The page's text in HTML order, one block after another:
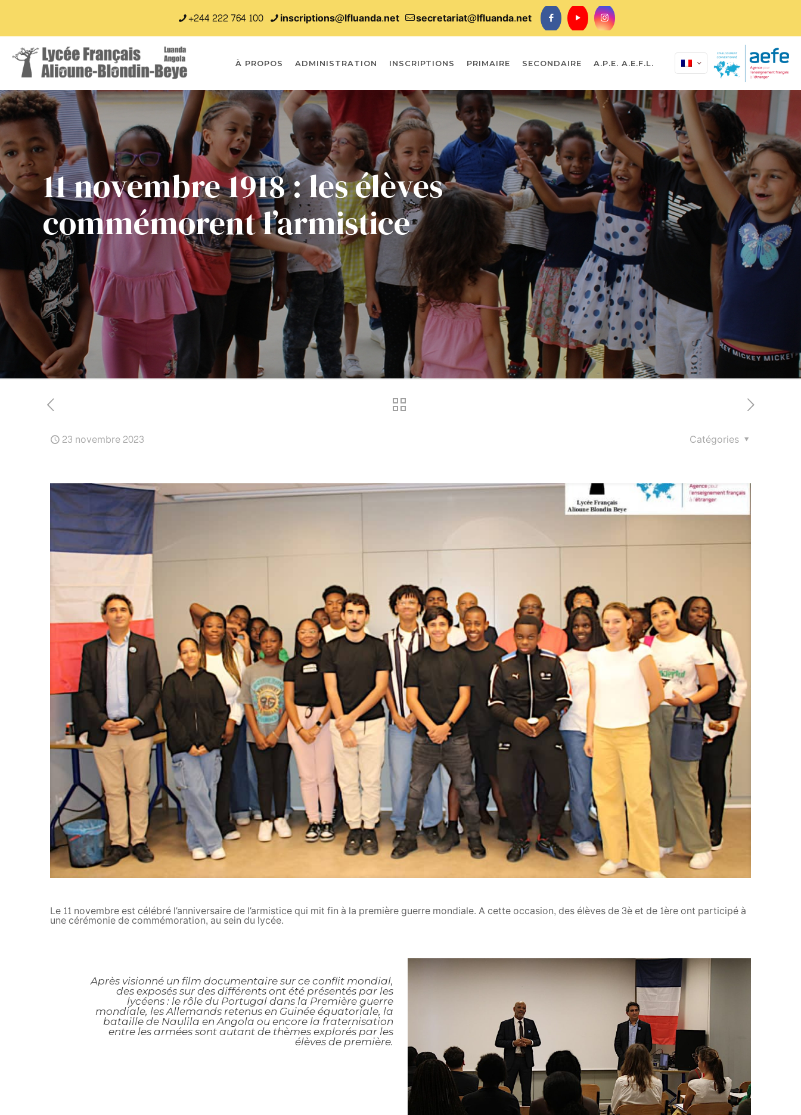
+244 222 764 100 inscriptions@lfluanda.net secretariat@Ifluanda.net
À PROPOS ADMINISTRATION INSCRIPTIONS PRIMAIRE SECONDAIRE A.P.E. A.E.F.L.
11 novembre 1918 : les élèves
commémorent l’armistice
23 novembre 2023 Catégories
Le 11 novembre est célébré l’anniversaire de l’armistice qui mit fin à la première guerre mondiale. A cette occasion, des élèves de 3è et de 1ère ont participé à
une cérémonie de commémoration, au sein du lycée.
Après visionné un film documentaire sur ce conflit mondial,
des exposés sur des différents ont été présentés par les
lycéens : le rôle du Portugal dans la Première guerre
mondiale, les Allemands retenus en Guinée équatoriale, la
bataille de Naulila en Angola ou encore la fraternisation
entre les armées sont autant de thèmes explorés par les
élèves de première.